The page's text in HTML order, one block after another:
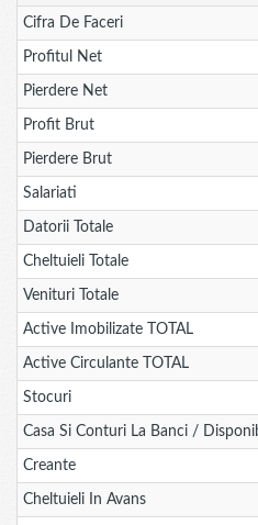
Cifra De Faceri
Profitul Net
Pierdere Net
Profit Brut
Pierdere Brut
Salariati
Datorii Totale
Cheltuieli Totale
Venituri Totale
Active Imobilizate TOTAL
Active Circulante TOTAL
Stocuri
Casa Si Conturi La Banci /
Creante
Cheltuieli In Avans